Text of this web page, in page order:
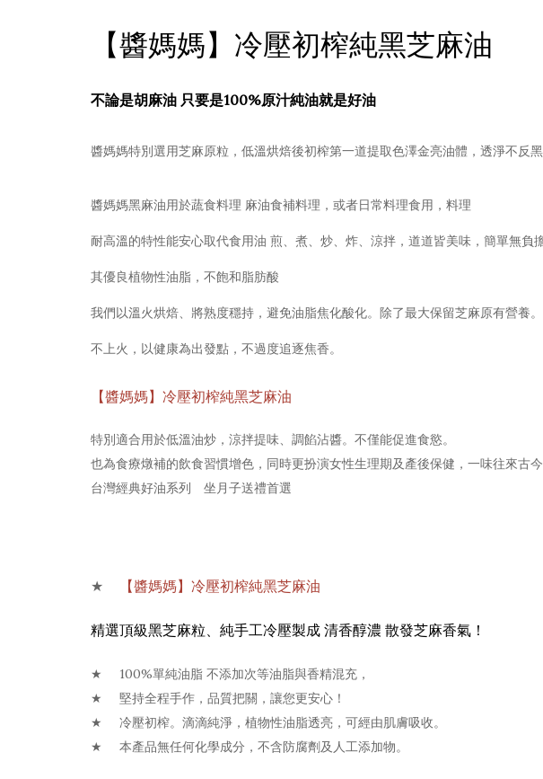
【醬媽媽】冷壓初榨純黑芝麻油
不論是胡麻油 只要是100%原汁純油就是好油
醬媽媽特別選用芝麻原粒，低溫烘焙後初榨第一道提取色澤金亮油體，透淨不反
醬媽媽黑麻油用於蔬食料理 麻油食補料理，或者日常料理食用，料理
耐高溫的特性能安心取代食用油 煎、煮、炒、炸、涼拌，道道皆美味，簡單無負
其優良植物性油脂，不飽和脂肪酸
我們以溫火烘焙、將熟度穩持，避免油脂焦化酸化。除了最大保留芝麻原有營養。
不上火，以健康為出發點，不過度追逐焦香。
【醬媽媽】冷壓初榨純黑芝麻油
特別適合用於低溫油炒，涼拌提味、調餡沾醬。不僅能促進食慾。
也為食療燉補的飲食習慣增色，同時更扮演女性生理期及產後保健，一味往來古
台灣經典好油系列　坐月子送禮首選
【醬媽媽】冷壓初榨純黑芝麻油
精選頂級黑芝麻粒、純手工冷壓製成 清香醇濃 散發芝麻香氣！
★	100%單純油脂 不添加次等油脂與香精混充，
★	堅持全程手作，品質把關，讓您更安心！
★	冷壓初榨。滴滴純淨，植物性油脂透亮，可經由肌膚吸收。
★ 	本產品無任何化學成分，不含防腐劑及人工添加物。